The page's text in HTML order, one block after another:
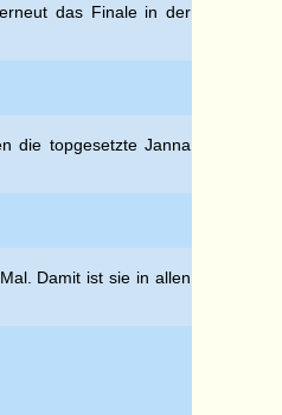
das Finale in der
die topgesetzte Janna
Damit ist sie in allen